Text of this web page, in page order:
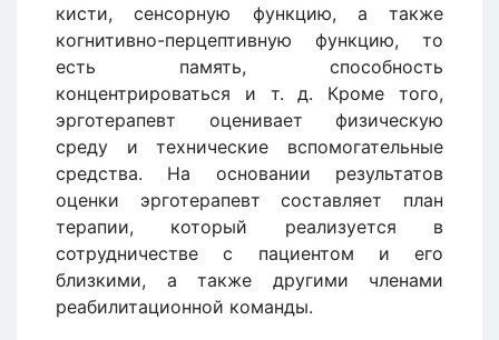
кисти, сенсорную функцию, а также
когнитивно-перцептивную функцию, то
есть память, способность
концентрироваться и т. д. Кроме того,
эрготерапевт оценивает физическую
среду и технические вспомогательные
средства. На основании результатов
оценки эрготерапевт составляет план
терапии, который реализуется в
сотрудничестве с пациентом и его
близкими, а также другими членами
реабилитационной команды.